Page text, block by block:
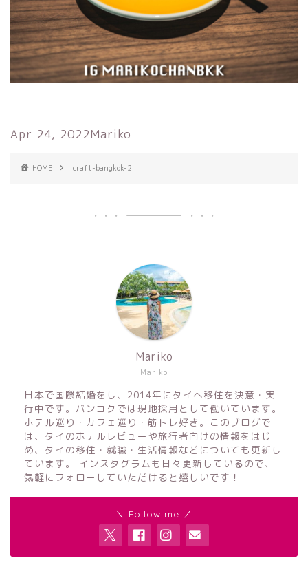
Apr 24, 2022Mariko
HOME craft-bangkok-2
Mariko
Mariko
日本で国際結婚をし、2014年にタイへ移住を決意・実
行中です。バンコクでは現地採用として働いています。
ホテル巡り・カフェ巡り・筋トレ好き。このブログで
は、タイのホテルレビューや旅行者向けの情報をはじ
め、タイの移住・就職・生活情報などについても更新し
ています。 インスタグラムも日々更新しているので、
気軽にフォローしていただけると嬉しいです！
＼ Follow me ／